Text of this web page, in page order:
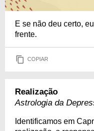
E se não deu certo,
frente.
COPIAR
Realização
Astrologia da
Identificamos em